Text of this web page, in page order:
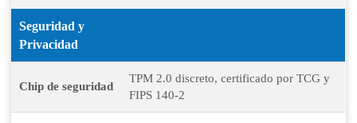
Seguridad y
Privacidad
Chip de seguridad
TPM 2.0 discreto, certificado por TCG y
FIPS 140-2